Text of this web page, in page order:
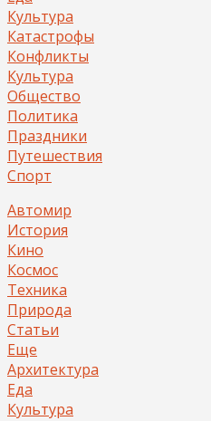
Культура
Катастрофы
Конфликты
Культура
Общество
Политика
Праздники
Путешествия
Спорт
Автомир
История
Кино
Космос
Техника
Природа
Статьи
Еще
Архитектура
Еда
Культура